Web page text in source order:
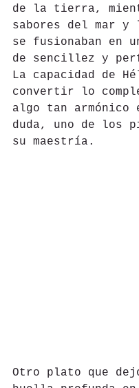
de la tierra,
sabores del mar
se fusionaban en
de sencillez y
La capacidad de
convertir lo
algo tan
duda, uno de los
su maestría.
Otro plato que